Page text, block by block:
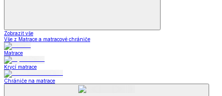
Zobrazit vše
Vše z Matrace a matracové chrániče
Matrace
Krycí matrace
Chrániče na matrace